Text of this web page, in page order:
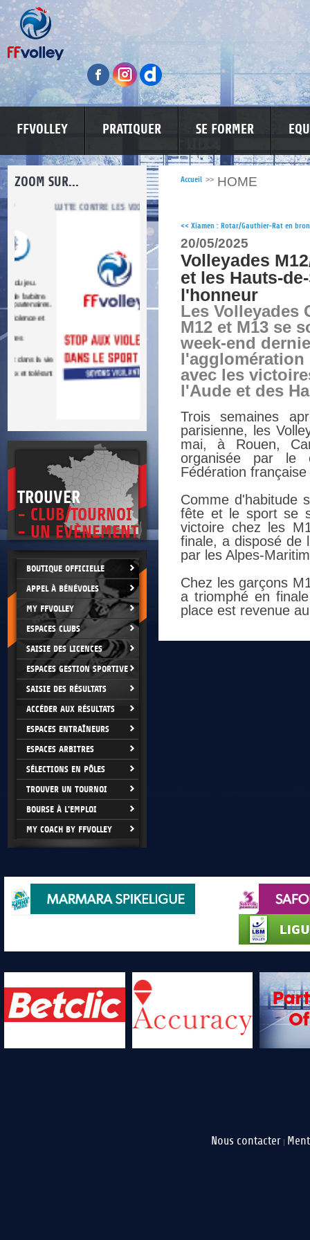
FFVOLLEY PRATIQUER SE FORMER
ZOOM SUR...
LUTTE CONTRE LES VIOLENCES MA PETITE SPONSO
>
TROUVER
- CLUB/TOURNOI
- UN EVÈNEMENT
BOUTIQUE OFFICIELLE
APPEL À BÉNÉVOLES
MY FFVOLLEY
ESPACES CLUBS
SAISIE DES LICENCES
ESPACES GESTION SPORTIVE
SAISIE DES RÉSULTATS
ACCÉDER AUX RÉSULTATS
ESPACES ENTRAÎNEURS
ESPACES ARBITRES
SÉLECTIONS EN PÔLES
TROUVER UN TOURNOI
BOURSE À L'EMPLOI
MY COACH BY FFVOLLEY
Accueil >> HOME
<< Xiamen : Rotar/Gauthier-Rat en
20/05/2025
Volleyades
et les Hauts-
l'honneur
Les Volleyades
M12 et M13 se
week-end
l'agglomération
avec les
l'Aude et des
Trois semaines
parisienne, les
mai, à Rouen,
organisée par le
Fédération
Comme d'habitude
fête et le sport se
victoire chez les
finale, a disposé de
par les Alpes-
Chez les garçons
a triomphé en
place est revenue
Nous contacter |